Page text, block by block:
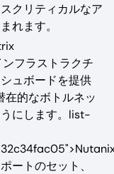
クリティカルなア
れます。
フラストラクチ
ュボードを提供
在的なボトルネッ
にします。list-
ートのセット、